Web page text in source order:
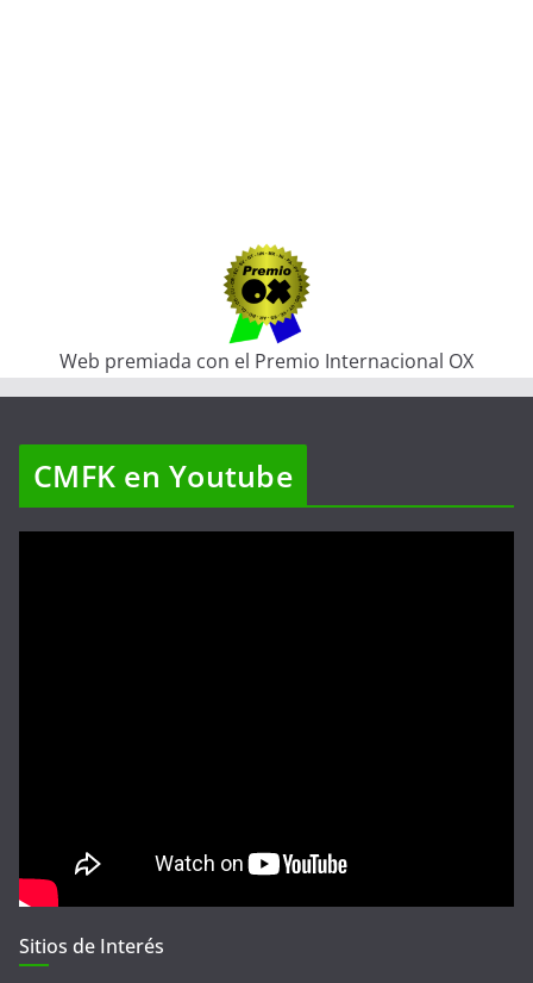
Web premiada con el Premio Internacional OX
CMFK en Youtube
Sitios de Interés